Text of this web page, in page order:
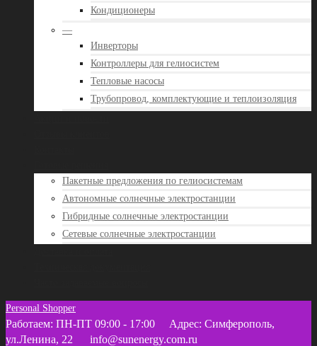
Кондиционеры
—
Инверторы
Контроллеры для гелиосистем
Тепловые насосы
Трубопровод, комплектующие и теплоизоляция
Пакетные предложения по гелиосистемам
Автономные солнечные электростанции
Гибридные солнечные электростанции
Сетевые солнечные электростанции
Personal Shopper
Работаем: ПН-ПТ 09:00 - 17:00
Адрес: Симферополь,
ул.Ленина, 22
info@sunenergy.com.ru